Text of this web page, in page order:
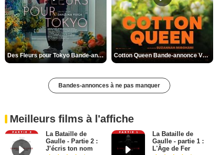
Des Fleurs pour Tokyo Bande-annonce VO STFR Cotton Queen Bande-annonce VO STFR
Bandes-annonces à ne pas manquer
Meilleurs films à l'affiche
La Bataille de
Gaulle - Partie 2 :
J’écris ton nom
La Bataille de
Gaulle - partie 1 :
L'Âge de Fer